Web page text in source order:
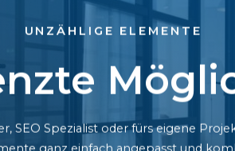
UNZÄHLIGE ELEMENTE
SEO Spezialist oder fürs eigene
ganz einfach angepasst und